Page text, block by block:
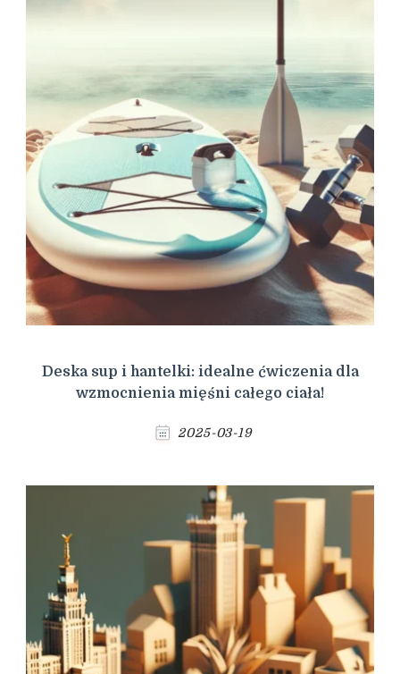
Deska sup i hantelki: idealne ćwiczenia dla
wzmocnienia mięśni całego ciała!
2025-03-19